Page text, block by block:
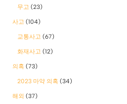
무고 (23)
사고 (104)
교통사고 (67)
화재사고 (12)
의혹 (73)
2023 마약 의혹 (34)
해외 (37)